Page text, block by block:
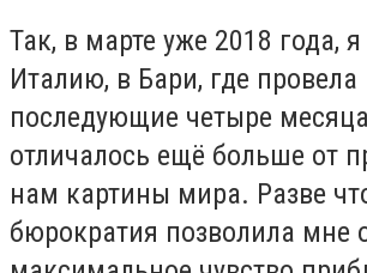
Так, в марте уже 2018 года,
Италию, в Бари, где провела
последующие четыре
отличалось ещё больше от
нам картины мира. Разве
бюрократия позволила мне